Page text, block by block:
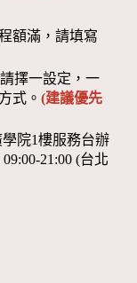
額滿，請填寫
擇一設定，一
式。(建議優先
院1樓服務台辦
21:00 (台北